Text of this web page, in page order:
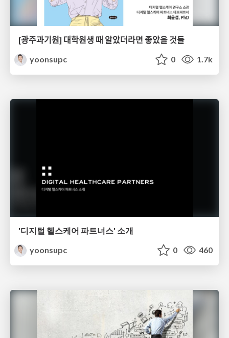
[광주과기원] 대학원생 때 알았더라면 좋았을 것들
yoonsupc
0 1.7k
'디지털 헬스케어 파트너스' 소개
yoonsupc
0 460